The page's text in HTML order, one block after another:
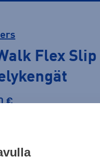
Flex Slip
€